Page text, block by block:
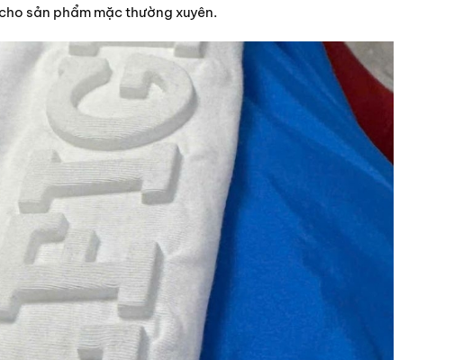
sản phẩm mặc thường xuyên.